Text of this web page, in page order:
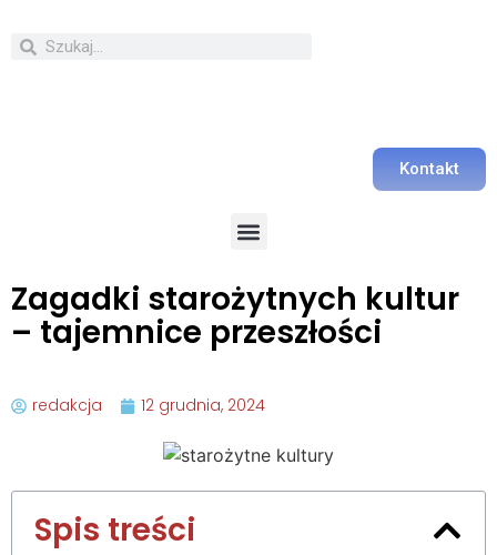
Kontakt
Zagadki starożytnych kultur
– tajemnice przeszłości
redakcja 12 grudnia, 2024
Spis treści